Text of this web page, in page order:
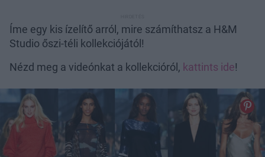
Íme egy kis ízelítő arról, mire számíthatsz a H&M
Studio őszi-téli kollekciójától!
Nézd meg a videónkat a kollekcióról, kattints ide!